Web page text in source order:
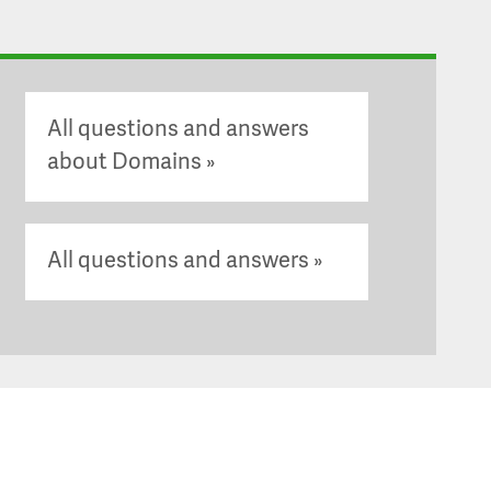
All questions and answers
about Domains
All questions and answers